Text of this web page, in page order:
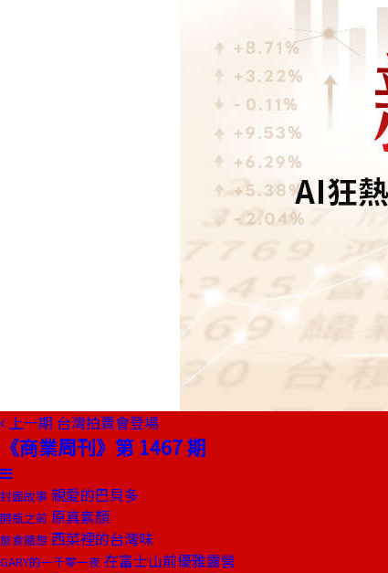
上一期 台灣拍賣會登場
《商業周刊》第 1467 期
封面故事 親愛的巴貝多
開瓶之前 原真素顏
旅食隨想 西菜裡的台灣味
GARY的一千零一夜 在富士山前優雅露營